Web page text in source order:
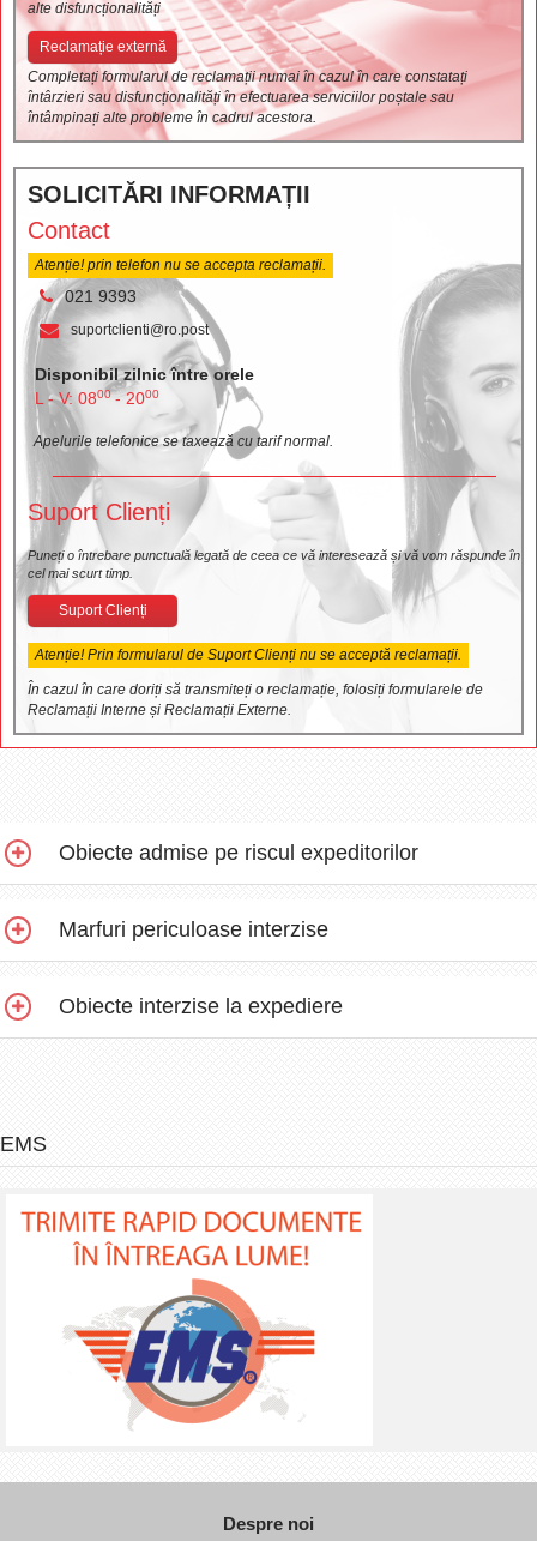
alte disfuncționalități
Reclamație externă
Completați formularul de reclamații numai în cazul în care constatați
întârzieri sau disfuncționalități în efectuarea serviciilor poștale sau
întâmpinați alte probleme în cadrul acestora.
SOLICITĂRI INFORMAȚII
Contact
Atenție! prin telefon nu se accepta reclamații.
021 9393
suportclienti@ro.post
Disponibil zilnic între orele
L - V: 0800- 2000
Apelurile telefonice se taxează cu tarif normal.
Suport Clienți
Puneți o întrebare punctuală legată de ceea ce vă interesează și vă vom răspunde în
cel mai scurt timp.
Suport Clienți
Atenție! Prin formularul de Suport Clienți nu se acceptă reclamații.
În cazul în care doriți să transmiteți o reclamație, folosiți formularele de
Reclamații Interne și Reclamații Externe.
Obiecte admise pe riscul expeditorilor
Marfuri periculoase interzise
Obiecte interzise la expediere
EMS
Despre noi